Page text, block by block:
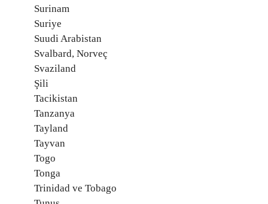
Surinam
Suriye
Suudi Arabistan
Svalbard, Norveç
Svaziland
Şili
Tacikistan
Tanzanya
Tayland
Tayvan
Togo
Tonga
Trinidad ve Tobago